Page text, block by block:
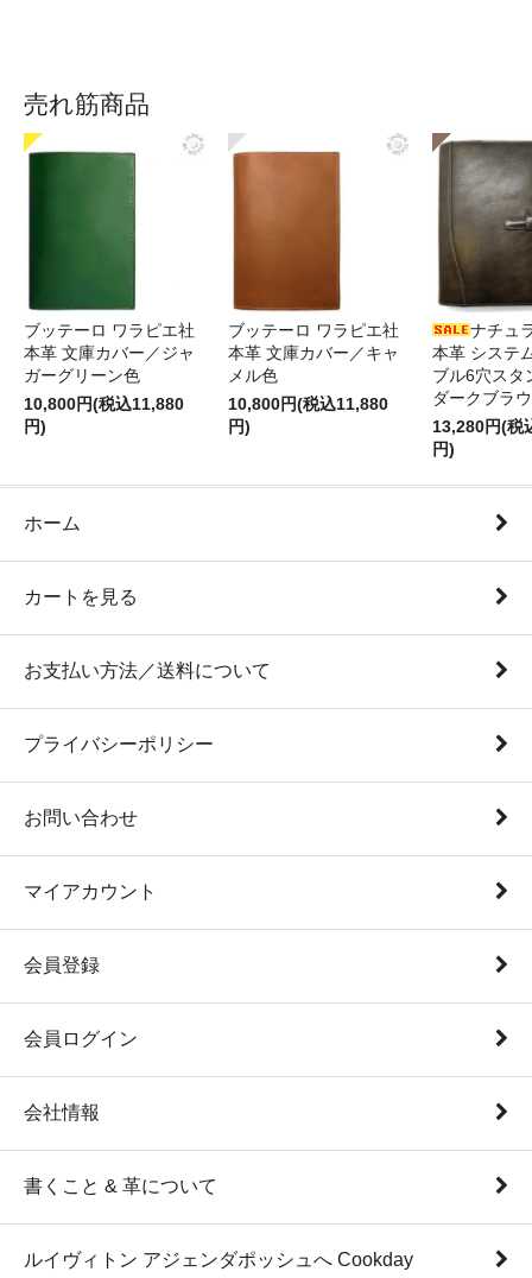
売れ筋商品
ブッテーロ ワラピエ社
本革 文庫カバー／ジャ
ガーグリーン色
10,800円(税込11,880
円)
ブッテーロ ワラピエ社
本革 文庫カバー／キャ
メル色
10,800円(税込11,880
円)
ナチュ
本革 システ
ブル6穴スタ
ダークブラ
13,280円(税
円)
ホーム
カートを見る
お支払い方法／送料について
プライバシーポリシー
お問い合わせ
マイアカウント
会員登録
会員ログイン
会社情報
書くこと & 革について
ルイヴィトン アジェンダポッシュへ Cookday